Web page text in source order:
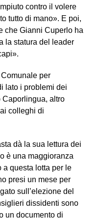
contro il volere
tutto di mano». E poi,
che Gianni Cuperlo ha
la statura del leader
per
lato i problemi dei
altro
colleghi di
dà la sua lettura dei
è una maggioranza
a questa lotta per le
presi un mese per
sull’elezione del
dissidenti sono
un documento di